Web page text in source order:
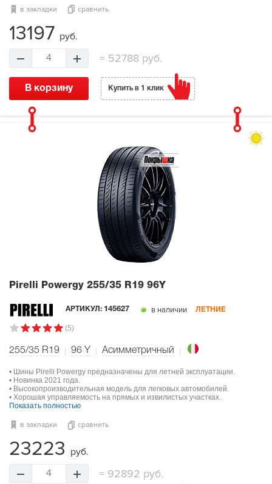
в закладки сравнить
13197 руб.
4 = 52788 руб.
В корзину Купить в 1 клик
Pirelli Powergy 255/35 R19 96Y
АРТИКУЛ: 145627 в наличии ЛЕТНИЕ
(5)
255/35 R19 96 Y Асимметричный
• Шины Pirelli Powergy предназначены для летней эксплуатации.
• Новинка 2021 года.
• Высокопроизводительная модель для легковых автомобилей.
• Хорошая управляемость на прямых и извилистых участках.
Показать полностью
в закладки сравнить
23223 руб.
4 =92892 руб.